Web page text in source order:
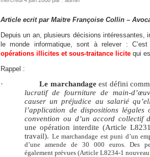
Article ecrit par Maitre Françoise Collin –
Depuis un an, plusieurs décisions intéressantes,
le monde informatique, sont à relever :
opérations illicites et sous-traitance licite qui
Rappel :
· Le marchandageest défini
lucratif de fourniture de main-
causer un préjudice au salarié
l’application de dispositions légales
convention ou d’un accord
une opération interdite (Article
travail). Le marchandage est puni d’un
d’une amende de 30 000 euros. Des
également prévues (Article L8234-1